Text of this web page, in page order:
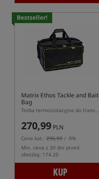
Bestseller!
Matrix Ethos Tackle and Bait
Bag
Torba termoizolacyjna do transportu przynęt i zanęt
270,99 PLN
Cena kat.: 296,99 / -9%
Min. cena z 30 dni przed
obniżką: 174.20
KUP